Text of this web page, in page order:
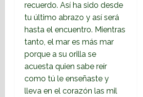
recuerdo. Así ha sido desde
tu último abrazo y así será
hasta el encuentro. Mientras
tanto, el mar es más mar
porque a su orilla se
acuesta quien sabe reír
como tú le enseñaste y
lleva en el corazón las mil